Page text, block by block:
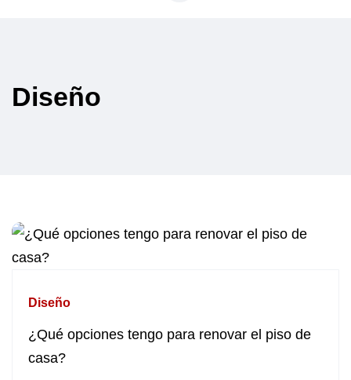
Diseño
Diseño
¿Qué opciones tengo para renovar el piso de
casa?